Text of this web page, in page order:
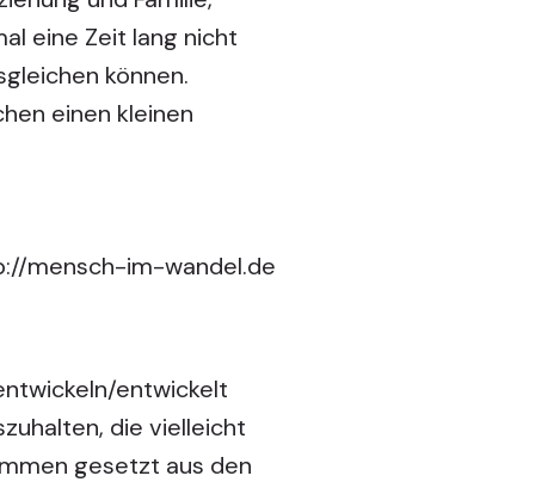
eine Zeit lang nicht
können.
einen kleinen
mensch-im-wandel.de
entwickelt
die vielleicht
gesetzt aus den